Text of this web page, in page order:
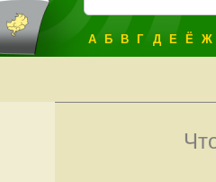
А Б В Г Д Е Ё Ж